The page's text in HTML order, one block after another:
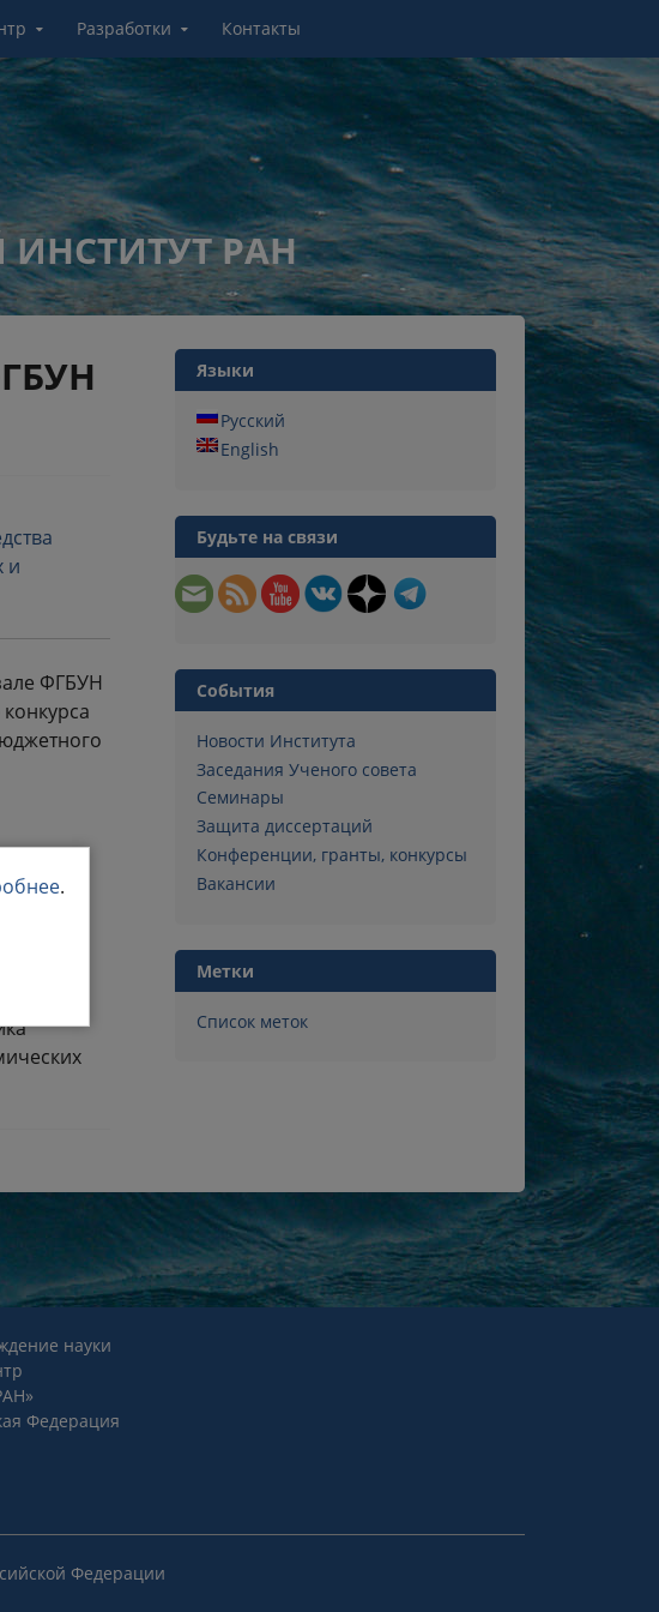
Разработки Контакты
РАН
и
ФГБУН
отдела
Языки
Русский
English
Будьте на связи
События
Новости Института
Заседания Ученого совета
Семинары
Защита диссертаций
Конференции, гранты, конкурсы
Вакансии
Метки
Список меток
науки
Федерация
Федерации
.